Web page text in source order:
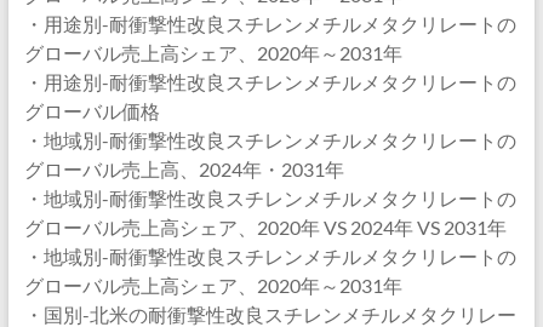
・用途別-耐衝撃性改良スチレンメチルメタクリレートの
グローバル売上高シェア、2020年～2031年
・用途別-耐衝撃性改良スチレンメチルメタクリレートの
グローバル価格
・地域別-耐衝撃性改良スチレンメチルメタクリレートの
グローバル売上高、2024年・2031年
・地域別-耐衝撃性改良スチレンメチルメタクリレートの
グローバル売上高シェア、2020年 VS 2024年 VS 2031年
・地域別-耐衝撃性改良スチレンメチルメタクリレートの
グローバル売上高シェア、2020年～2031年
・国別-北米の耐衝撃性改良スチレンメチルメタクリレー